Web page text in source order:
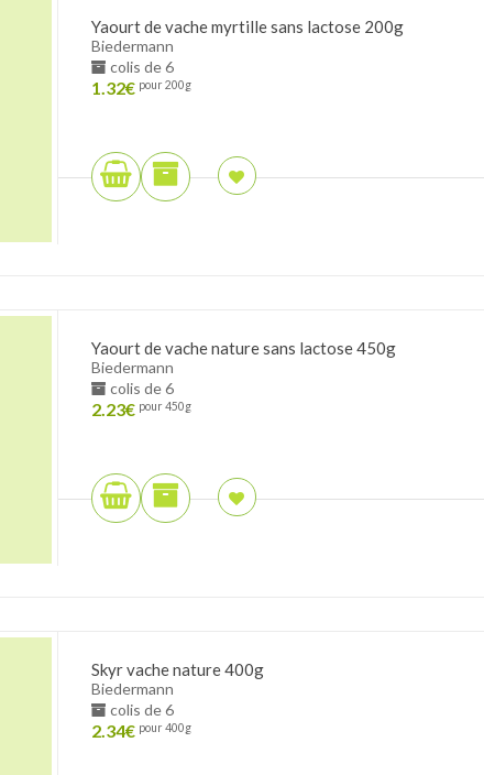
Yaourt de vache myrtille sans lactose 200g
Biedermann
colis de 6
1.32€ pour 200g
Yaourt de vache nature sans lactose 450g
Biedermann
colis de 6
2.23€ pour 450g
Skyr vache nature 400g
Biedermann
colis de 6
2.34€ pour 400g